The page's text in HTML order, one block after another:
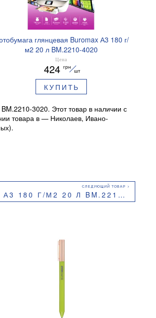
глянцевая Buromax А3 180 г/
м2 20 л BM.2210-4020
Цена
424 грн
шт
КУПИТЬ
3020. Этот товар в наличии с
товара в — Николаев, Ивано-
Г/М2 20 Л BM.2210-4020